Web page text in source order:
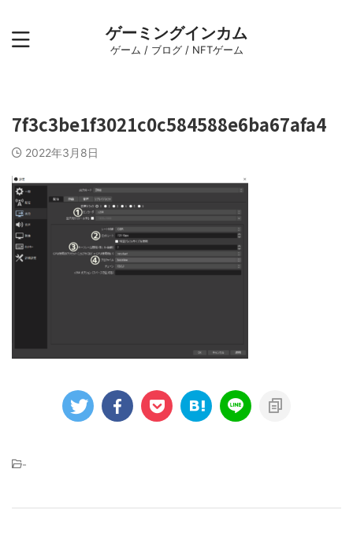
ゲーミングインカム
ゲーム / ブログ / NFTゲーム
7f3c3be1f3021c0c584588e6ba67afa4
2022年3月8日
-